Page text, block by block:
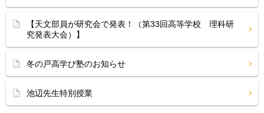
【天文部員が研究会で発表！（第33回高等学校 理科研
究発表大会）】
冬の戸高学び塾のお知らせ
池辺先生特別授業